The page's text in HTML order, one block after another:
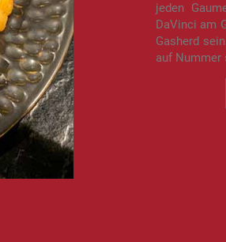
jeden
DaVinci am
Gasherd
auf Nummer